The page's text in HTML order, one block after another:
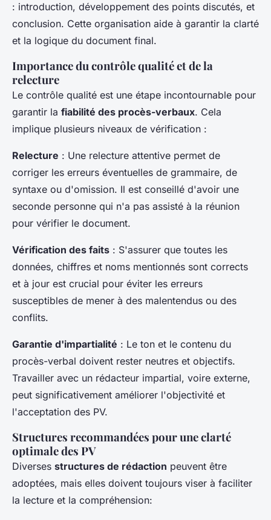
: introduction, développement des points discutés, et
conclusion. Cette organisation aide à garantir la clarté
et la logique du document final.
Importance du contrôle qualité et de la
relecture
Le contrôle qualité est une étape incontournable pour
garantir la fiabilité des procès-verbaux. Cela
implique plusieurs niveaux de vérification :
Relecture : Une relecture attentive permet de
corriger les erreurs éventuelles de grammaire, de
syntaxe ou d'omission. Il est conseillé d'avoir une
seconde personne qui n'a pas assisté à la réunion
pour vérifier le document.
Vérification des faits : S'assurer que toutes les
données, chiffres et noms mentionnés sont corrects
et à jour est crucial pour éviter les erreurs
susceptibles de mener à des malentendus ou des
conflits.
Garantie d'impartialité : Le ton et le contenu du
procès-verbal doivent rester neutres et objectifs.
Travailler avec un rédacteur impartial, voire externe,
peut significativement améliorer l'objectivité et
l'acceptation des PV.
Structures recommandées pour une clarté
optimale des PV
Diverses structures de rédaction peuvent être
adoptées, mais elles doivent toujours viser à faciliter
la lecture et la compréhension: